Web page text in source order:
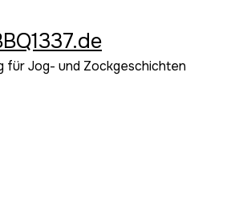
für Jog- und Zockgeschichten